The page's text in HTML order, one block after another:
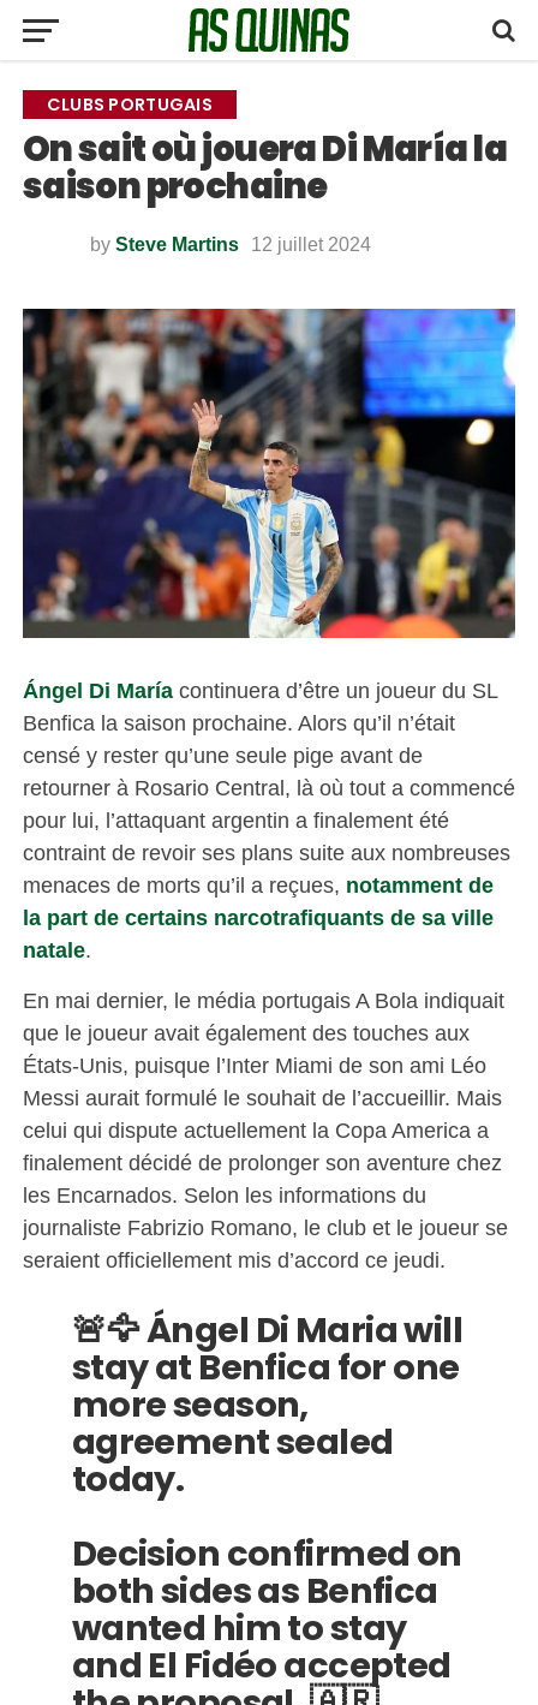
CLUBS PORTUGAIS
On sait où jouera Di María la
saison prochaine
by Steve Martins 12 juillet 2024
Ángel Di Maríacontinuera d’être un joueur du SL
Benfica la saison prochaine. Alors qu’il n’était
censé y rester qu’une seule pige avant de
retourner à Rosario Central, là où tout a commencé
pour lui, l’attaquant argentin a finalement été
contraint de revoir ses plans suite aux nombreuses
menaces de morts qu’il a reçues, notamment de
la part de certains narcotrafiquants de sa ville
natale.
En mai dernier, le média portugais A Bola indiquait
que le joueur avait également des touches aux
États-Unis, puisque l’Inter Miami de son ami Léo
Messi aurait formulé le souhait de l’accueillir. Mais
celui qui dispute actuellement la Copa America a
finalement décidé de prolonger son aventure chez
les Encarnados. Selon les informations du
journaliste Fabrizio Romano, le club et le joueur se
seraient officiellement mis d’accord ce jeudi.
🚨🦅 Ángel Di Maria will
stay at Benfica for one
more season,
agreement sealed
today.
Decision confirmed on
both sides as Benfica
wanted him to stay
and El Fidéo accepted